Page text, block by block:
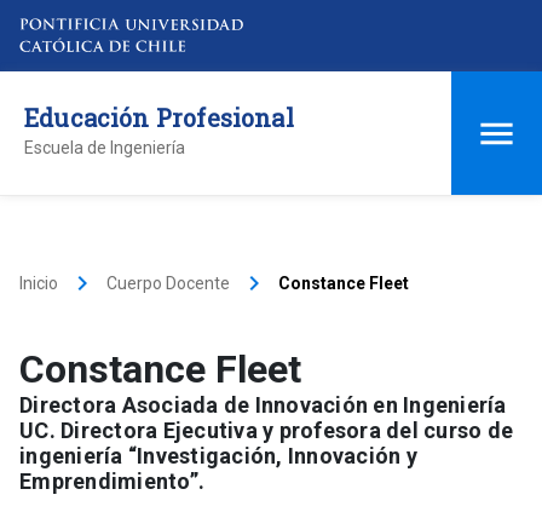
Educación Profesional
Escuela de Ingeniería
Inicio keyboard_arrow_right Cuerpo Docente keyboard_arrow_right Constance Fleet
Constance Fleet
Directora Asociada de Innovación en Ingeniería
UC. Directora Ejecutiva y profesora del curso de
ingeniería “Investigación, Innovación y
Emprendimiento”.